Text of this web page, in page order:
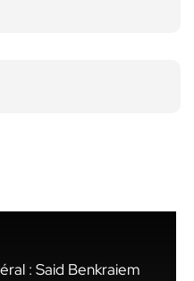
: Said Benkraiem